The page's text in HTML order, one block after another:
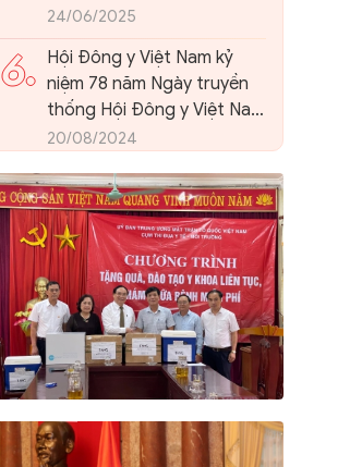
24/06/2025
6. Hội Đông y Việt Nam kỷ
niệm 78 năm Ngày truyền
thống Hội Đông y Việt Nam
và tổ chức Hội nghị quán
KL/TW của Ban Bí thư
Trung ương Đảng về phát
triển nền Y học cổ truyền
Việt Nam và Hội Đông y
Việt Nam trong giai đoạn
mới.
20/08/2024